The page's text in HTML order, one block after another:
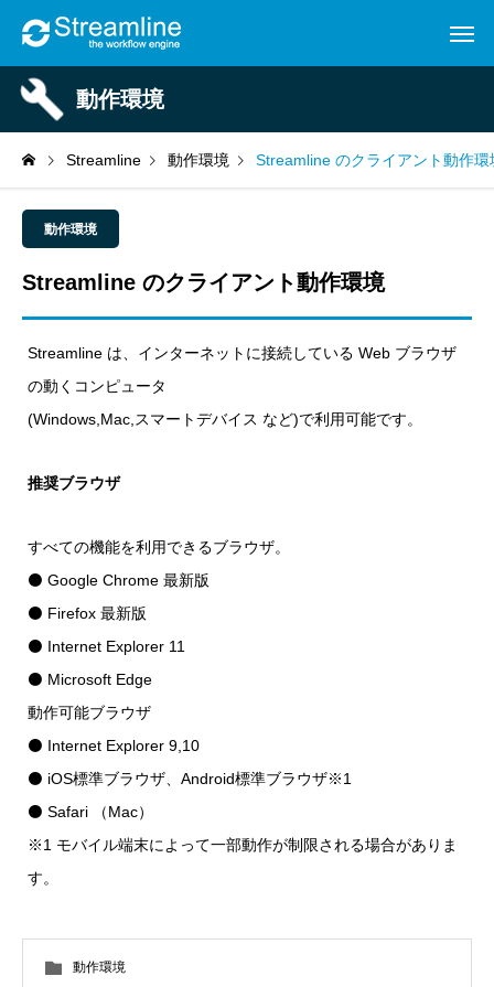
動作環境
Streamline 動作環境 Streamline のクライアント動作環
動作環境
Streamline のクライアント動作環境
Streamline は、インターネットに接続している Web ブラウザ
の動くコンピュータ
(Windows,Mac,スマートデバイス など)で利用可能です。
推奨ブラウザ
すべての機能を利用できるブラウザ。
⚫ Google Chrome 最新版
⚫ Firefox 最新版
⚫ Internet Explorer 11
⚫ Microsoft Edge
動作可能ブラウザ
⚫ Internet Explorer 9,10
⚫ iOS標準ブラウザ、Android標準ブラウザ※1
⚫ Safari （Mac）
※1 モバイル端末によって一部動作が制限される場合がありま
す。
動作環境